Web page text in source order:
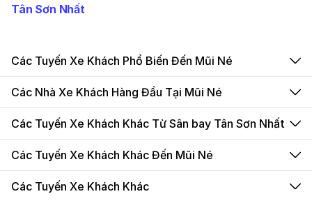
Tân Sơn Nhất
Các Tuyến Xe Khách Phổ Biến Đến Mũi Né
Các Nhà Xe Khách Hàng Đầu Tại Mũi Né
Các Tuyến Xe Khách Khác Từ Sân bay Tân Sơn Nhất
Các Tuyến Xe Khách Khác Đến Mũi Né
Các Tuyến Xe Khách Khác